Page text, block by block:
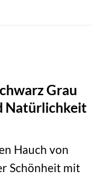
Grau
Natürlichkeit
Hauch von
Schönheit mit